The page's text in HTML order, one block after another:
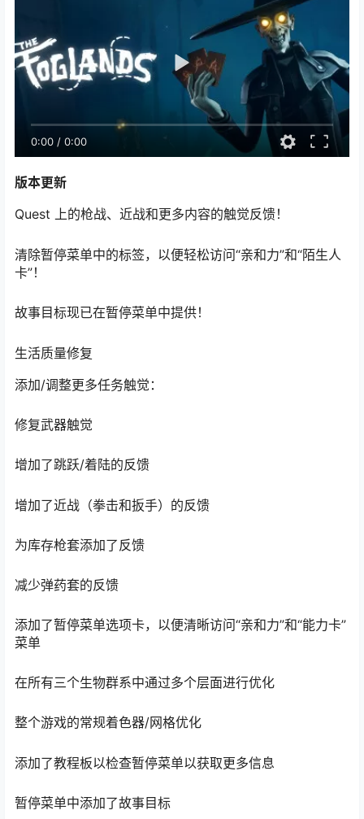
0:00/0:00
版本更新
Quest 上的枪战、近战和更多内容的触觉反馈！
卡”！
故事目标现已在暂停菜单中提供！
生活质量修复
添加/调整更多任务触觉：
修复武器触觉
增加了跳跃/着陆的反馈
增加了近战（拳击和扳手）的反馈
为库存枪套添加了反馈
减少弹药套的反馈
菜单
在所有三个生物群系中通过多个层面进行优化
整个游戏的常规着色器/网格优化
添加了教程板以检查暂停菜单以获取更多信息